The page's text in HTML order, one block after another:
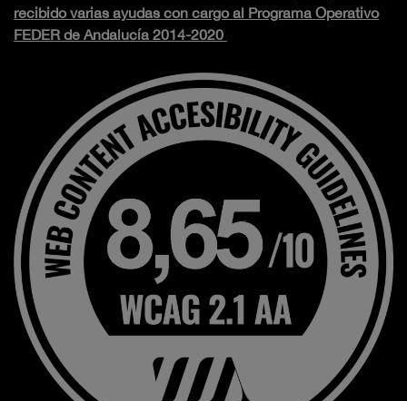
recibido varias ayudas con cargo al Programa Operativo
FEDER de Andalucía 2014-2020